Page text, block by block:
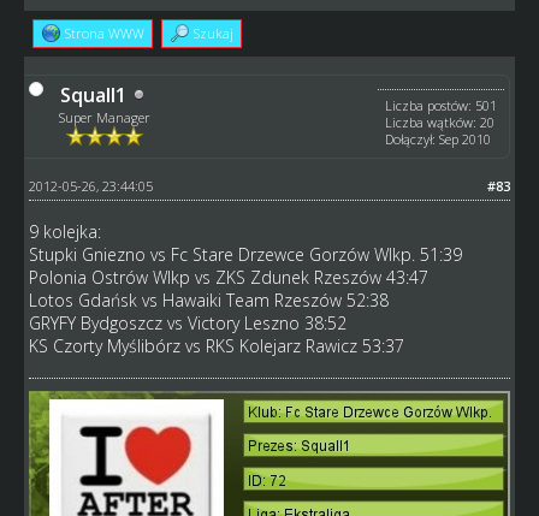
Strona WWW Szukaj
Squall1
Super Manager
Liczba postów: 501
Liczba wątków: 20
Dołączył: Sep 2010
#83
2012-05-26, 23:44:05
9 kolejka:
Stupki Gniezno vs Fc Stare Drzewce Gorzów Wlkp. 51:39
Polonia Ostrów Wlkp vs ZKS Zdunek Rzeszów 43:47
Lotos Gdańsk vs Hawaiki Team Rzeszów 52:38
GRYFY Bydgoszcz vs Victory Leszno 38:52
KS Czorty Myślibórz vs RKS Kolejarz Rawicz 53:37